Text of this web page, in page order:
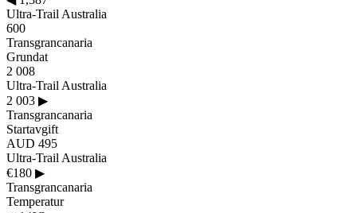
Ultra-Trail Australia
600
Transgrancanaria
Grundat
2 008
Ultra-Trail Australia
2 003 ▶
Transgrancanaria
Startavgift
AUD 495
Ultra-Trail Australia
€180 ▶
Transgrancanaria
Temperatur